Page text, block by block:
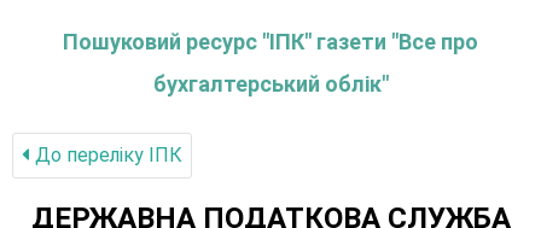
Пошуковий ресурс "ІПК" газети "Все про
бухгалтерський облік"
До переліку IПК
ДЕРЖАВНА ПОДАТКОВА СЛУЖБА